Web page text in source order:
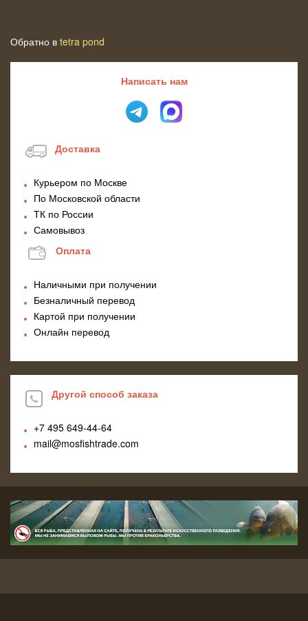
Обратно в tetra pond
Написать нам
Доставка
Курьером по Москве
По Московской области
ТК по России
Самовывоз
Оплата
Наличными при получении
Безналичный перевод
Картой при получении
Онлайн перевод
Другой способ заказа
+7 495 649-44-64
mail@mosfishtrade.com